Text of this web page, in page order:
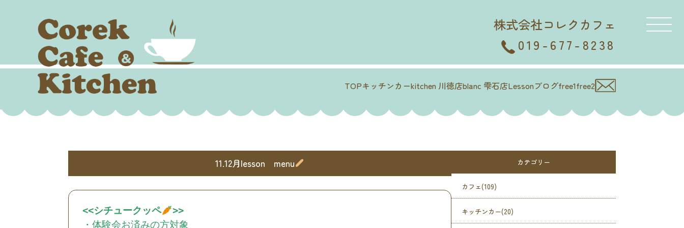
株式会社コレクカフェ
019-677-8238
TOPキッチンカーkitchen 川徳店blanc 雫石店Lessonブログfree1free2
11.12月lesson menu
<<シチュークッペ
>>
・体験会お済みの方対象
カテゴリー
カフェ(109)
キッチンカー(20)